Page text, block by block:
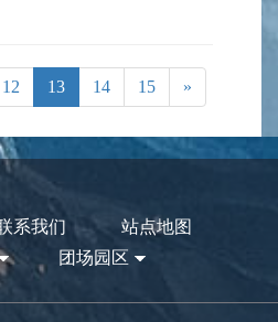
12 13 14 15 »
系我们
站点地图
团场园区